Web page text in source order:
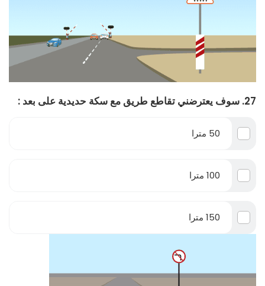
27. سوف يعترضني تقاطع طريق مع سكة حديدية على بعد :
50 مترا
100 مترا
150 مترا